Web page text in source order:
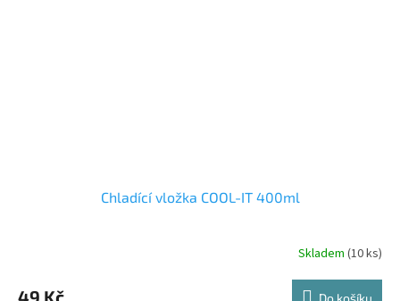
Chladící vložka COOL-IT 400ml
Skladem (10 ks)